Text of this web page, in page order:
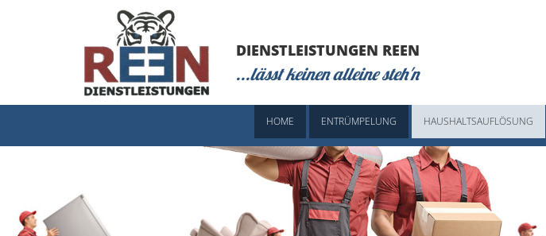
Zum Inhalt springen
DIENSTLEISTUNGEN REEN
...lässt keinen alleine steh'n
HOME ENTRÜMPELUNG HAUSHALTSAUFLÖSUNG